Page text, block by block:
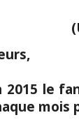
2015 le
mois